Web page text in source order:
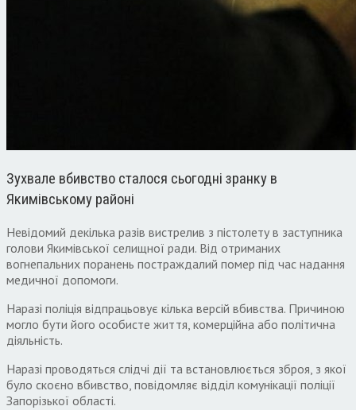
Зухвале вбивство сталося сьогодні зранку в
Якимівському районі
Невідомий декілька разів вистрелив з пістолету в заступника
голови Якимівської селищної ради. Від отриманих
вогнепальних поранень постраждалий помер під час надання
медичної допомоги.
Наразі поліція відпрацьовує кілька версій вбивства. Причиною
могло бути його особисте життя, комерційна або політична
діяльність.
Наразі проводяться слідчі дії та встановлюється зброя, з якої
було скоєно вбивство, повідомляє відділ комунікації поліції
Запорізької області.